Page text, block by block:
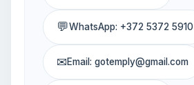
💬WhatsApp: +372 5372 5910
✉Email: gotemply@gmail.com